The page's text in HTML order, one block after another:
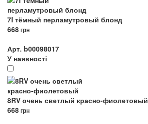
7I тёмный перламутровый блонд
668грн
Арт. b00098017
У наявності
8RV очень светлый красно-фиолетовый
668грн